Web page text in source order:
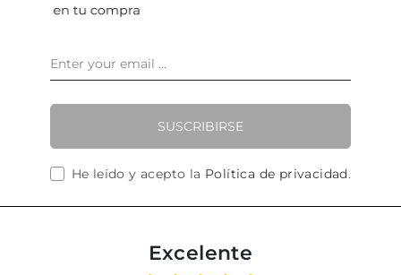
SUSCRIBIRSE
He leído y acepto la Política de privacidad.
Excelente